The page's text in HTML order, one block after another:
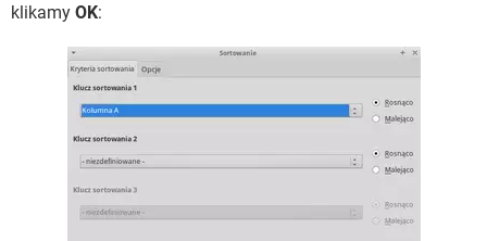
klikamy OK: